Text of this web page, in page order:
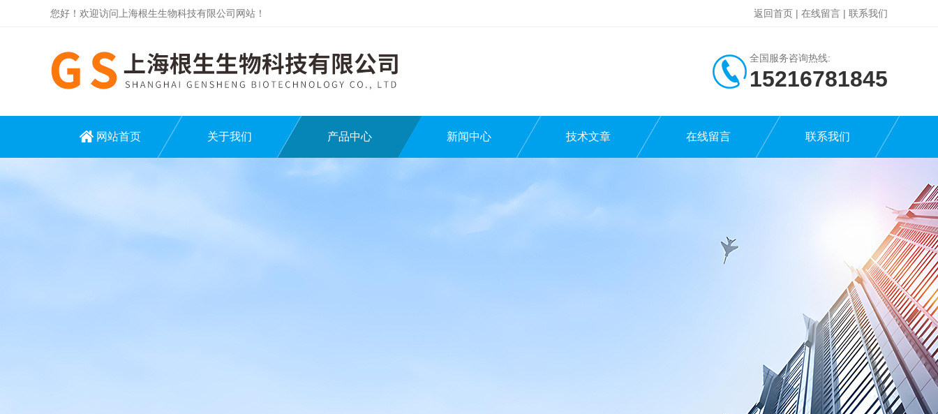
您好！欢迎访问上海根生生物科技有限公司网站！ 返回首页 | 在线留言 | 联系我们
全国服务咨询热线:
15216781845
网站首页 关于我们 产品中心 新闻中心 技术文章 在线留言 联系我们